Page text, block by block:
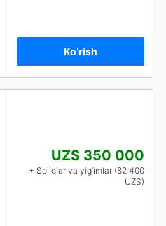
Ko’rish
UZS 350 000
+ Soliqlar va yig‘imlar (82 400
UZS)